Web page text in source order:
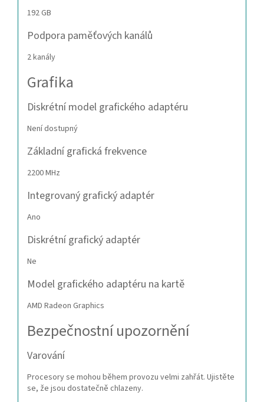
192 GB
Podpora paměťových kanálů
2 kanály
Grafika
Diskrétní model grafického adaptéru
Není dostupný
Základní grafická frekvence
2200 MHz
Integrovaný grafický adaptér
Ano
Diskrétní grafický adaptér
Ne
Model grafického adaptéru na kartě
AMD Radeon Graphics
Bezpečnostní upozornění
Varování
Procesory se mohou během provozu velmi zahřát. Ujistěte
se, že jsou dostatečně chlazeny.